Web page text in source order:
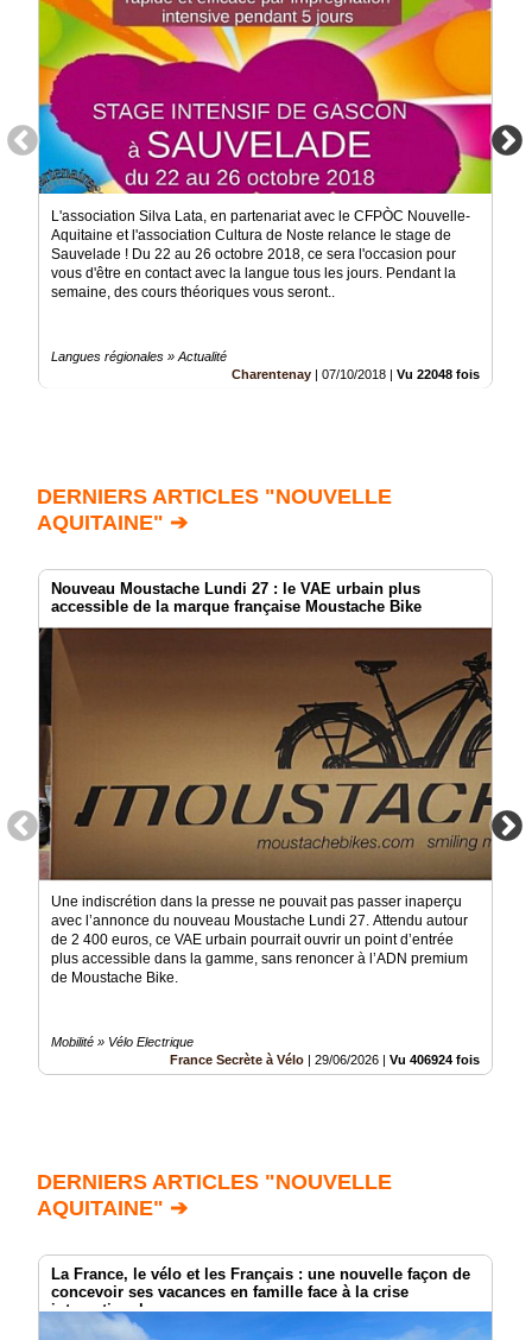
L'association Silva Lata, en partenariat avec le CFPÒC Nouvelle-
Aquitaine et l'association Cultura de Noste relance le stage de
Sauvelade ! Du 22 au 26 octobre 2018, ce sera l'occasion pour
vous d'être en contact avec la langue tous les jours. Pendant la
semaine, des cours théoriques vous seront..
Langues régionales » Actualité
Charentenay | 07/10/2018 | Vu 22048 fois
DERNIERS ARTICLES "NOUVELLE
AQUITAINE" ➔
Nouveau Moustache Lundi 27 : le VAE urbain plus
accessible de la marque française Moustache Bike
Une indiscrétion dans la presse ne pouvait pas passer inaperçu
avec l’annonce du nouveau Moustache Lundi 27. Attendu autour
de 2 400 euros, ce VAE urbain pourrait ouvrir un point d’entrée
plus accessible dans la gamme, sans renoncer à l’ADN premium
de Moustache Bike.
Mobilité » Vélo Electrique
France Secrète à Vélo | 29/06/2026 | Vu 406924 fois
DERNIERS ARTICLES "NOUVELLE
AQUITAINE" ➔
La France, le vélo et les Français : une nouvelle façon de
concevoir ses vacances en famille face à la crise
internationale.